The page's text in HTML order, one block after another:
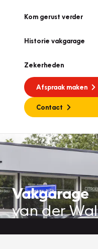
Kom gerust verder
Historie vakgarage
Zekerheden
Afspraak maken
Contact
Vakgarage
van der Wal